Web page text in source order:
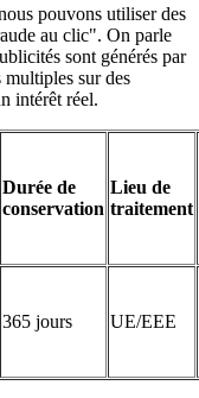
pouvons utiliser des
au clic". On parle
sont générés par
multiples sur des
intérêt réel.
Durée de
conservation
Lieu de
traitement
365 jours UE/EEE